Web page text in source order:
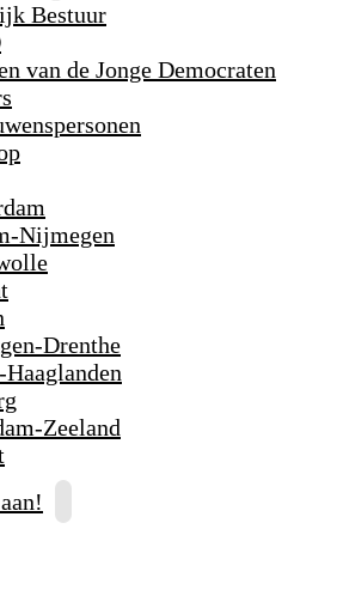
Bestuur
van de Jonge Democraten
Nijmegen
Drenthe
Zeeland